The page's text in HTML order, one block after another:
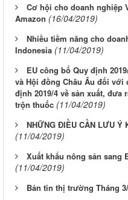
Cơ hội cho doanh nghiệp
Amazon (16/04/2019)
Nhiều tiềm năng cho
Indonesia (11/04/2019)
EU công bố Quy định
và Hội đồng Châu Âu đối với
định 2019/4 về sản xuất,
trộn thuốc (11/04/2019)
NHỮNG ĐIỀU CẦN LƯU Ý
(11/04/2019)
Xuất khẩu nông sản sang
(11/04/2019)
Bản tin thị trường Tháng